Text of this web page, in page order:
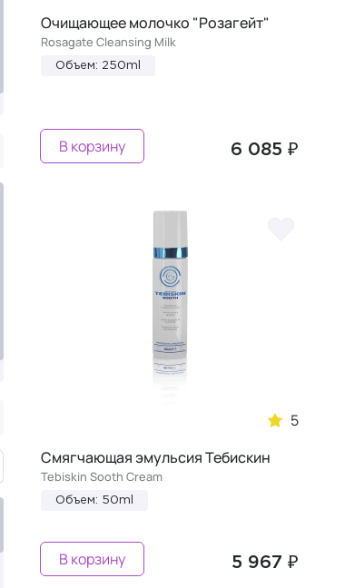
Очищающее молочко "Розагейт"
Rosagate Cleansing Milk
Объем: 250ml
6 085 ₽
В корзину
5
Смягчающая эмульсия Тебискин
Tebiskin Sooth Cream
Объем: 50ml
5 967 ₽
В корзину